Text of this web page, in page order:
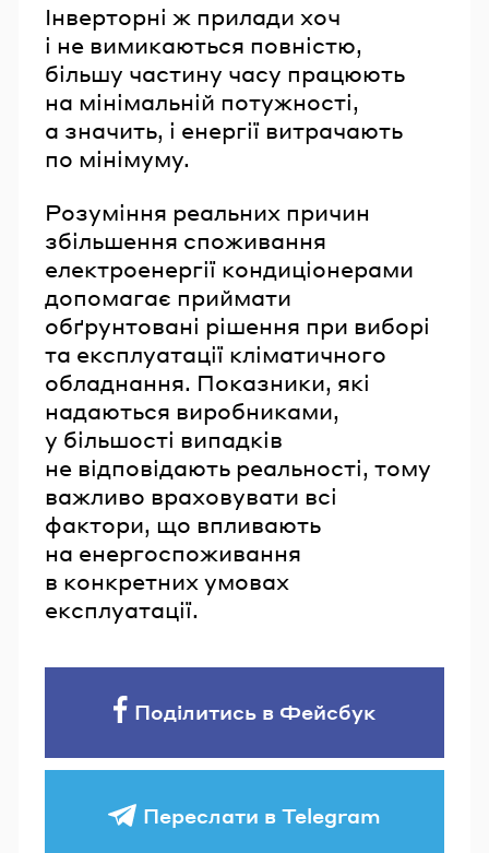
Інверторні ж прилади хоч
і не вимикаються повністю,
більшу частину часу працюють
на мінімальній потужності,
а значить, і енергії витрачають
по мінімуму.
Розуміння реальних причин
збільшення споживання
електроенергії кондиціонерами
допомагає приймати
обґрунтовані рішення при виборі
та експлуатації кліматичного
обладнання. Показники, які
надаються виробниками,
у більшості випадків
не відповідають реальності, тому
важливо враховувати всі
фактори, що впливають
на енергоспоживання
в конкретних умовах
експлуатації.
Поділитись в Фейсбук
Переслати в Telegram